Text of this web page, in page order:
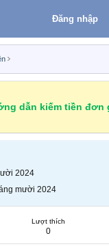
Đăng nhập
dẫn kiếm tiền đơn
2024
mười 2024
Lượt thích
0